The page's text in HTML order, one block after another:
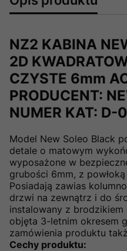
NZ2 KABINA
2D
CZYSTE 6mm
PRODUCENT:
NUMER KAT:
Model New Soleo Black
detale o matowym
wyposażone w
grubości 6mm, z
Posiadają zawias
drzwi na zewnątrz i do
instalowany z
objęta 3-letnim okresem
zamówienia produktu
Cechy produktu: